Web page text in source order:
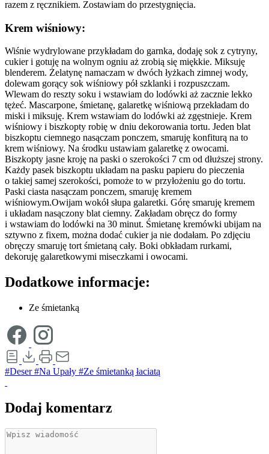
razem z ręcznikiem. Zostawiam do przestygnięcia.
Krem wiśniowy:
Wiśnie wydrylowane przykładam do garnka, dodaję sok z cytryny,
cukier i gotuję na wolnym ogniu aż zrobią się miękkie. Miksuję
blenderem. Żelatynę namaczam w dwóch łyżkach zimnej wody,
dolewam gorący sok wiśniowy pół szklanki i rozpuszczam.
Wlewam do reszty soku i wstawiam do lodówki aż zacznie lekko
tężeć. Mascarpone, śmietanę, galaretkę wiśniową przekładam do
miski i miksuję. Krem wstawiam do lodówki aż zgęstnieje. Krem
wiśniowy i biszkopty robię w dniu dekorowania tortu. Jeden blat
biszkoptu ciemnego nasączam ponczem, smaruję konfiturą na to
krem wiśniowy. Na środku ustawiam galaretkę z owocami.
Biszkopty jasne kroję na paski o szerokości 7 cm od dłuższej strony.
Każdy pasek biszkoptu układam na pasku papieru do pieczenia
o takiej samej szerokości, pomoże to w przyłożeniu go do tortu.
Paski ciasta nasączam ponczem, smaruję kremem
wiśniowym.Owijam wokół słupa galaretki. Górę smaruję kremem
i układam nasączony blat ciemny. Zakładam obręcz do formy
i wstawiam do lodówki na 30 minut. Śmietanę kremówki ubijam na
sztywno z fixem, można dodać cukier ja nie dodałam. Po zdjęciu
obręczy smaruję tort śmietaną cały. Boki obkładam rurkami,
dekoruję galaretkowymi miseczkami i owocami.
Dodatkowe informacje:
Ze śmietanką
#Deser#Na Upały #Ze śmietanką łaciatą
Dodaj komentarz